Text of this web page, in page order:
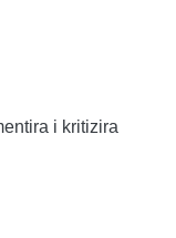
i kritizira